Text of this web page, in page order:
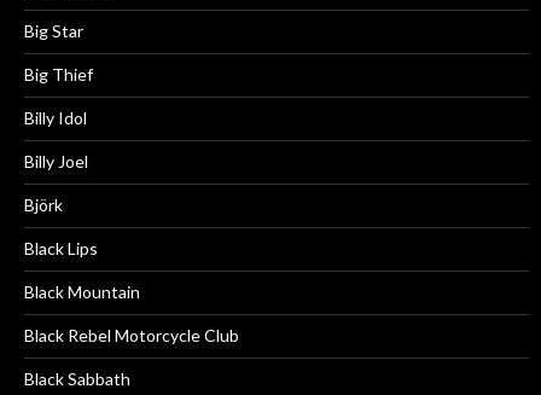
Big Star
Big Thief
Billy Idol
Billy Joel
Björk
Black Lips
Black Mountain
Black Rebel Motorcycle Club
Black Sabbath